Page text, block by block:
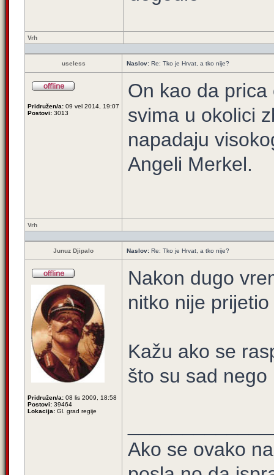
Vrh
useless Naslov: Re: Tko je Hrvat, a tko nije?
Pridružen/a: 09 vel 2014, 19:07
Postovi: 3013
On kao da
svima u okolici
napadaju
Angeli Merkel.
Vrh
Junuz Djipalo Naslov: Re: Tko je Hrvat, a tko nije?
Pridružen/a: 08 lis 2009, 18:58
Postovi: 39464
Lokacija: Gl. grad regije
Nakon dugo
nitko nije
Kažu ako se
što su sad nego
Ako se ovako